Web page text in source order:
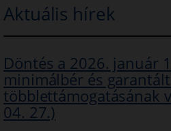
Aktuális hírek
Döntés a 2026. január
minimálbér és
többlettámogatásának
04. 27.)